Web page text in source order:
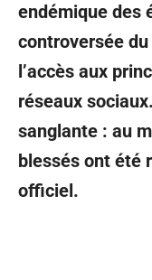
endémique des
controversée
l’accès aux
réseaux
sanglante : au
blessés ont été
officiel.